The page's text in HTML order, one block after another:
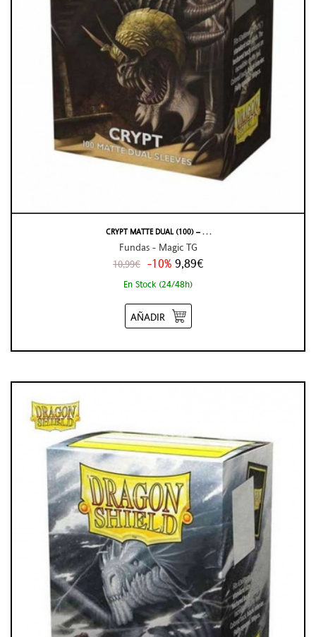
CRYPT MATTE DUAL (100) – . . .
Fundas - Magic TG
10,99€ -10% 9,89€
En Stock (24/48h)
AÑADIR